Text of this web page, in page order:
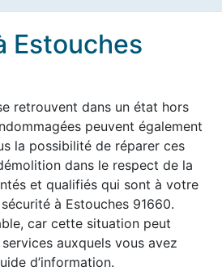
Estouches
retrouvent dans un état hors
peuvent également
la possibilité de réparer ces
dans le respect de la
et qualifiés qui sont à votre
à Estouches 91660.
car cette situation peut
auxquels vous avez
d’information.